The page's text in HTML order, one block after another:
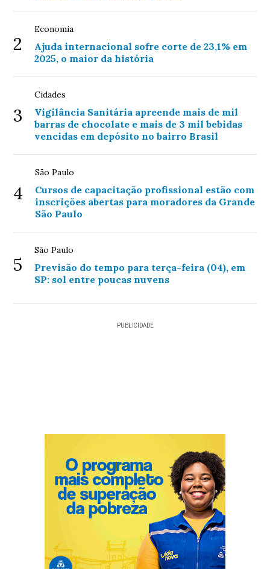
2
Economia
Ajuda internacional sofre corte de 23,1% em
2025, o maior da história
3
Cidades
Vigilância Sanitária apreende mais de mil
barras de chocolate e mais de 3 mil bebidas
vencidas em depósito no bairro Brasil
4
São Paulo
Cursos de capacitação profissional estão com
inscrições abertas para moradores da Grande
São Paulo
5
São Paulo
Previsão do tempo para terça-feira (04), em
SP: sol entre poucas nuvens
PUBLICIDADE